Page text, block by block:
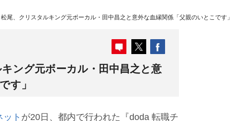
尾、クリスタルキング元ボーカル・田中昌之と意外な血縁関係「父親のいとこです」
ング元ボーカル・田中昌之と意
す」
ット が20日、都内で行われた『doda 転職チ